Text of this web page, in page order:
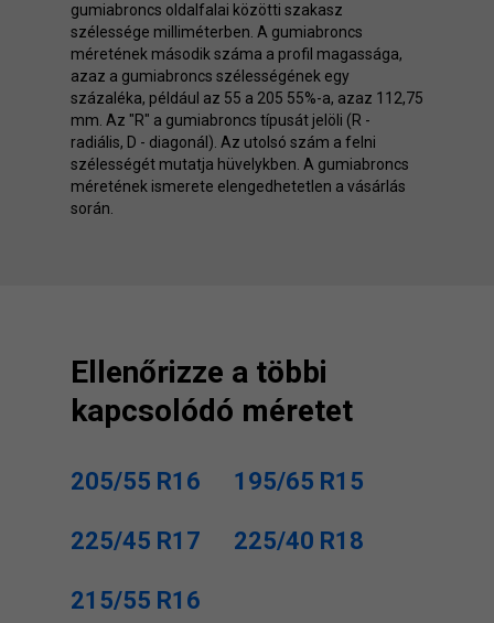
gumiabroncs oldalfalai közötti szakasz
szélessége milliméterben. A gumiabroncs
méretének második száma a profil magassága,
azaz a gumiabroncs szélességének egy
százaléka, például az 55 a 205 55%-a, azaz 112,75
mm. Az "R" a gumiabroncs típusát jelöli (R -
radiális, D - diagonál). Az utolsó szám a felni
szélességét mutatja hüvelykben. A gumiabroncs
méretének ismerete elengedhetetlen a vásárlás
során.
Ellenőrizze a többi
kapcsolódó méretet
205/55 R16 195/65 R15
225/45 R17 225/40 R18
215/55 R16